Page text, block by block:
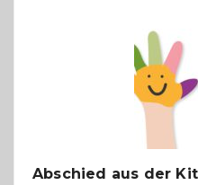
besser
Abschied aus der